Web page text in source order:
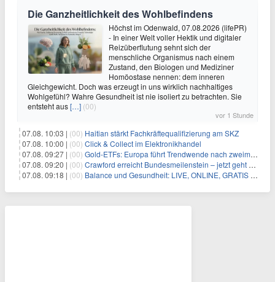
Die Ganzheitlichkeit des Wohlbefindens
Höchst im Odenwald, 07.08.2026 (lifePR)
- In einer Welt voller Hektik und digitaler
Reizüberflutung sehnt sich der
menschliche Organismus nach einem
Zustand, den Biologen und Mediziner
Homöostase nennen: dem inneren
Gleichgewicht. Doch was erzeugt in uns wirklich nachhaltiges
Wohlgefühl? Wahre Gesundheit ist nie isoliert zu betrachten. Sie
entsteht aus[…] (00)
vor 1 Stunde
07.08. 10:03 | (00) Haitian stärkt Fachkräftequalifizierung am SKZ
07.08. 10:00 | (00) Click & Collect im Elektronikhandel
07.08. 09:27 | (00) Gold-ETFs: Europa führt Trendwende nach zweimonatiger Schwächephase an
07.08. 09:20 | (00) Crawford erreicht Bundesmeilenstein – jetzt geht es in die finale Phase!
07.08. 09:18 | (00) Balance und Gesundheit: LIVE, ONLINE, GRATIS am Mi 19.08.2026 um 19:00 Uhr